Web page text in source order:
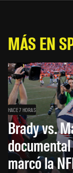
MÁS EN
HACE 7 HORAS
Brady vs.
marcó la